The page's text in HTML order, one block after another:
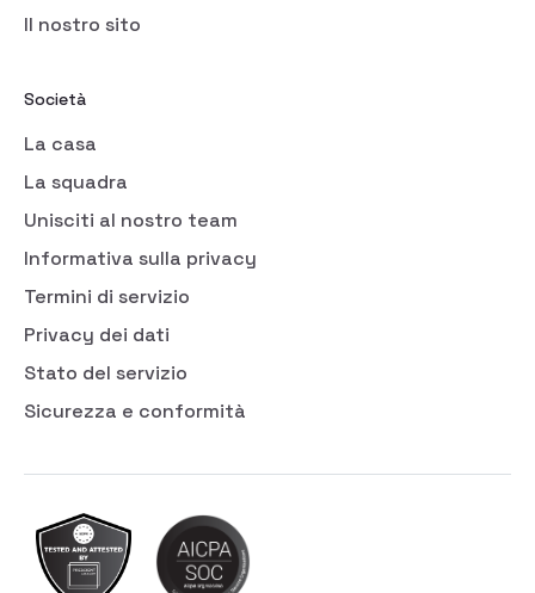
Il nostro sito
Società
La casa
La squadra
Unisciti al nostro team
Informativa sulla privacy
Termini di servizio
Privacy dei dati
Stato del servizio
Sicurezza e conformità